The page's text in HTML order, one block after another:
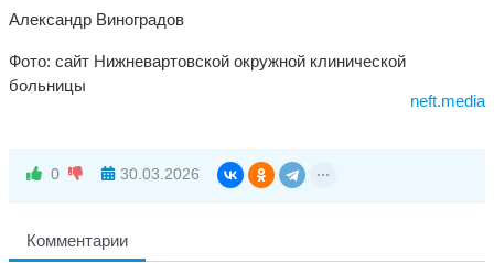
Александр Виноградов
Фото: сайт Нижневартовской окружной клинической
больницы
neft.media
0 30.03.2026
Комментарии